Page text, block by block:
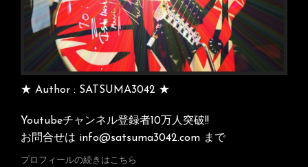
★ Author : SATSUMA3042 ★
Youtubeチャンネル登録者10万人突破!!
お問合せは info@satsuma3042.com まで
プロフィールの続きはこちら